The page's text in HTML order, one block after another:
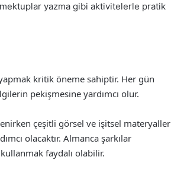
yazma gibi aktivitelerle pratik
kritik öneme sahiptir. Her gün
pekişmesine yardımcı olur.
çeşitli görsel ve işitsel materyaller
olacaktır. Almanca şarkılar
faydalı olabilir.